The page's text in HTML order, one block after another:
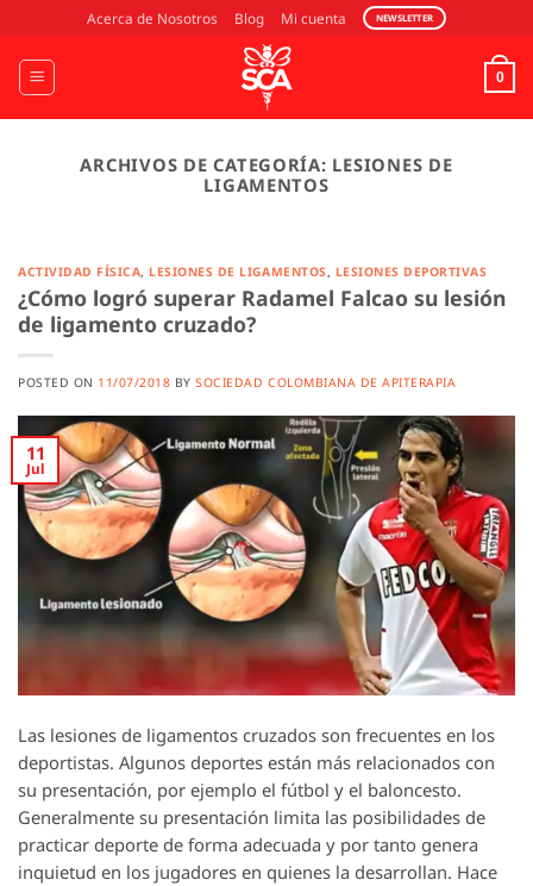
al
contenido
Acerca de Nosotros Blog Mi cuenta NEWSLETTER
0
ARCHIVOS DE CATEGORÍA: LESIONES DE
LIGAMENTOS
ACTIVIDAD FÍSICA, LESIONES DE LIGAMENTOS, LESIONES DEPORTIVAS
¿Cómo logró superar Radamel Falcao su lesión
de ligamento cruzado?
POSTED ON 11/07/2018 BYSOCIEDAD COLOMBIANA DE APITERAPIA
11
Jul
Las lesiones de ligamentos cruzados son frecuentes en los
deportistas. Algunos deportes están más relacionados con
su presentación, por ejemplo el fútbol y el baloncesto.
Generalmente su presentación limita las posibilidades de
practicar deporte de forma adecuada y por tanto genera
inquietud en los jugadores en quienes la desarrollan. Hace